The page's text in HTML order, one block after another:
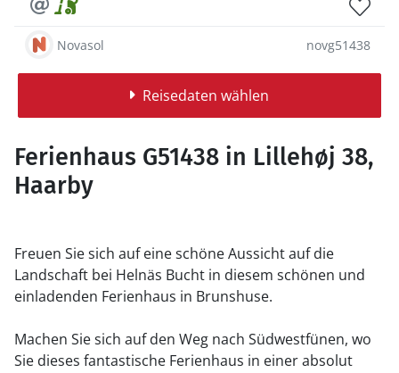
Novasol novg51438
Reisedaten wählen
Ferienhaus G51438 in Lillehøj 38,
Haarby
Freuen Sie sich auf eine schöne Aussicht auf die
Landschaft bei Helnäs Bucht in diesem schönen und
einladenden Ferienhaus in Brunshuse.
Machen Sie sich auf den Weg nach Südwestfünen, wo
Sie dieses fantastische Ferienhaus in einer absolut